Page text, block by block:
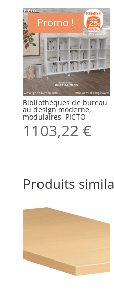
Promo !
Bibliothèques de bureau
au design moderne,
modulaires, PICTO
1103,22 €
Produits